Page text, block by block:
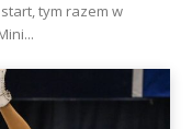
tym razem w